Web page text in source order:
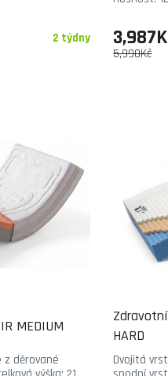
2 týdny
5,990Kč
MEDIUM
z děrované
Zdravotní
HARD
Dvojitá